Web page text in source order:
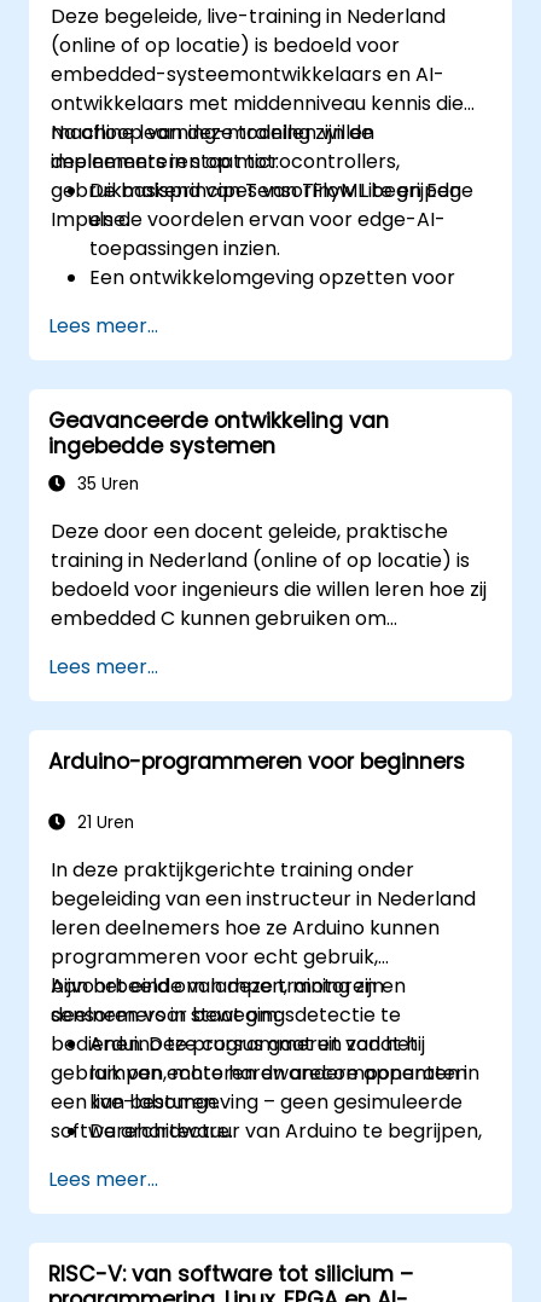
Deze begeleide, live-training in Nederland
(online of op locatie) is bedoeld voor
embedded-systeemontwikkelaars en AI-
ontwikkelaars met middenniveau kennis die
machine learning-modellen willen
implementeren op microcontrollers,
gebruikmakend van TensorFlow Lite en Edge
Impulse.
Na afloop van deze training zijn de
deelnemers in staat tot:
De basisprincipes van TinyML begrijpen
en de voordelen ervan voor edge-AI-
toepassingen inzien.
Een ontwikkelomgeving opzetten voor
AI-modellen trainen, optimaliseren en
implementeren op energiezuinige
microcontrollers.
TensorFlow Lite en Edge Impulse
gebruiken voor het realiseren van
praktische TinyML-toepassingen.
betrekking tot energiezuinigheid en
beperkingen in geheugengebruik.
Lees meer...
Geavanceerde ontwikkeling van
ingebedde systemen
35 Uren
Deze door een docent geleide, praktische
training in Nederland (online of op locatie) is
bedoeld voor ingenieurs die willen leren hoe zij
embedded C kunnen gebruiken om
programmeren die gebaseerd zijn op diverse
processorarchitecturen, zoals 8051, ARM
CORTEX M-3 en ARM9.
Lees meer...
Arduino-programmeren voor beginners
21 Uren
In deze praktijkgerichte training onder
begeleiding van een instructeur in Nederland
leren deelnemers hoe ze Arduino kunnen
programmeren voor echt gebruik,
bijvoorbeeld om lampen, motoren en
sensoren voor bewegingsdetectie te
bedienen. Deze cursus gaat uit van het
gebruik van echte hardwarecomponenten in
een live-labomgeving – geen gesimuleerde
softwarehardware.
Aan het einde van deze training zijn
deelnemers in staat om:
Arduino te programmeren zodat hij
lampen, motoren en andere apparaten
kan besturen.
De architectuur van Arduino te begrijpen,
voor extra componenten.
Derdencomponenten zoals LCD-
schermen, versnellingssensoren,
gyroscopen en GPS-trackers toe te
Lees meer...
RISC-V: van software tot silicium –